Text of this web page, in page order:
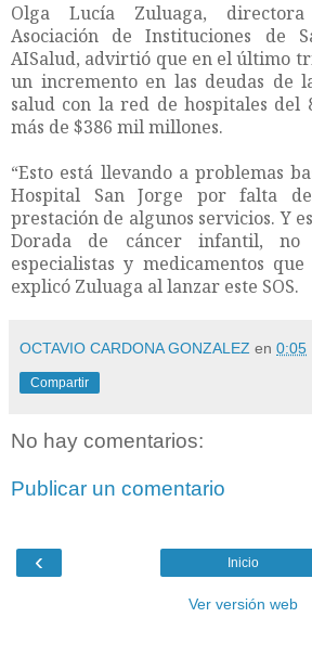
Olga Lucía Zuluaga,
Asociación de Instituciones de
AISalud, advirtió que en el último
un incremento en las deudas de
salud con la red de hospitales del
más de $386 mil millones.
“Esto está llevando a problemas
Hospital San Jorge por falta
prestación de algunos servicios. Y
Dorada de cáncer infantil, no
especialistas y medicamentos
explicó Zuluaga al lanzar este SOS.
OCTAVIO CARDONA GONZALEZ en 0:05
Compartir
No hay comentarios:
Publicar un comentario
‹ Inicio
Ver versión web